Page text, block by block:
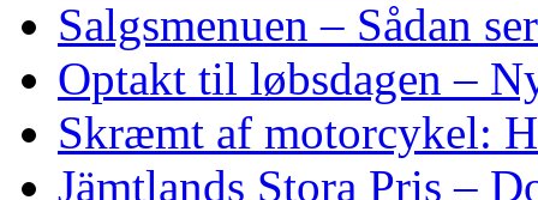
Salgsmenuen – Sådan
Optakt til løbsdagen –
Skræmt af motorcykel:
Jämtlands Stora Pris –